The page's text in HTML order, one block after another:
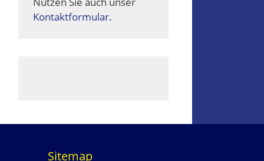
Kontaktformular.
Sitemap